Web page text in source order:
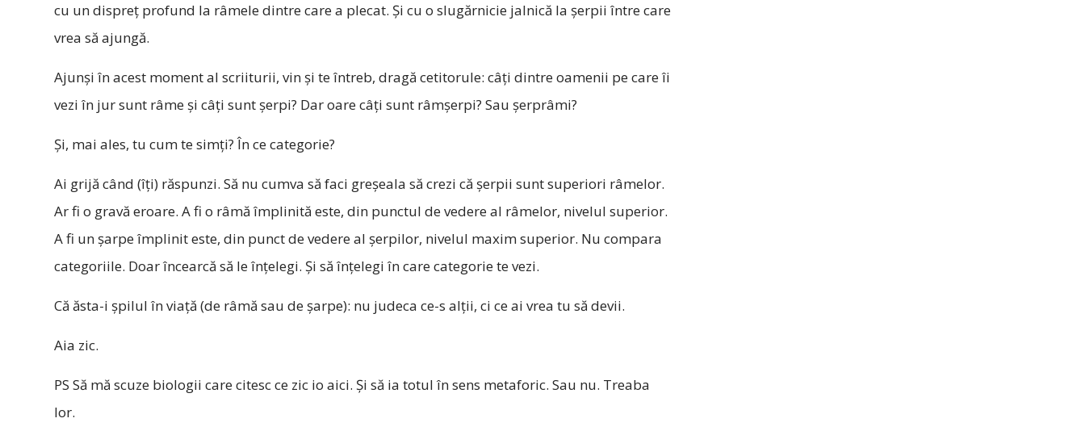
cu un dispreț profund la râmele dintre care a plecat. Și cu o slugărnicie jalnică la șerpii între care
vrea să ajungă.
Ajunși în acest moment al scriiturii, vin și te întreb, dragă cetitorule: câți dintre oamenii pe care îi
vezi în jur sunt râme și câți sunt șerpi? Dar oare câți sunt râmșerpi? Sau șerprâmi?
Și, mai ales, tu cum te simți? În ce categorie?
Ai grijă când (îți) răspunzi. Să nu cumva să faci greșeala să crezi că șerpii sunt superiori râmelor.
Ar fi o gravă eroare. A fi o râmă împlinită este, din punctul de vedere al râmelor, nivelul superior.
A fi un șarpe împlinit este, din punct de vedere al șerpilor, nivelul maxim superior. Nu compara
categoriile. Doar încearcă să le înțelegi. Și să înțelegi în care categorie te vezi.
Că ăsta-i șpilul în viață (de râmă sau de șarpe): nu judeca ce-s alții, ci ce ai vrea tu să devii.
Aia zic.
PS Să mă scuze biologii care citesc ce zic io aici. Și să ia totul în sens metaforic. Sau nu. Treaba
lor.